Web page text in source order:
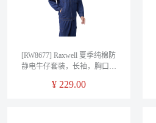
[RW8677] Raxwell 夏季纯棉防
静电牛仔套装，长袖，胸口后
¥ 229.00